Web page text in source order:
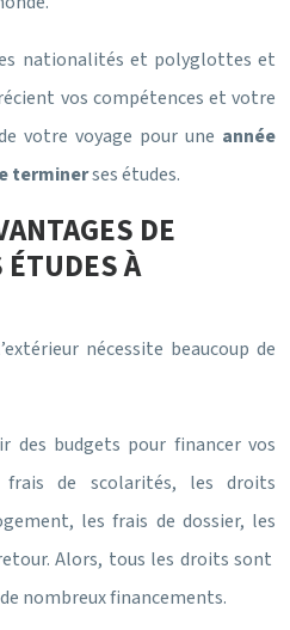
nationalités et polyglottes et
vos compétences et votre
votre voyage pour une année
terminerses études.
DE
ÉTUDES À
nécessite beaucoup de
budgets pour financer vos
frais de scolarités, les droits
les frais de dossier, les
Alors, tous les droits sont
nombreux financements.